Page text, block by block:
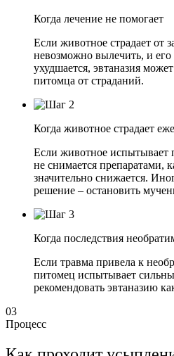
Когда лечение не помогает
Если животное страдает от
невозможно вылечить, и его
ухудшается, эвтаназия
питомца от страданий.
Когда животное страдает
Если животное испытывает
не снимается препаратами,
значительно снижается.
решение – остановить
Когда последствия
Если травма привела к
питомец испытывает
рекомендовать эвтаназию
03
Процесс